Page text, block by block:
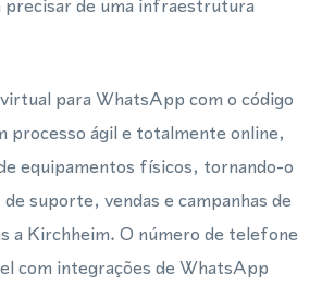
precisar de uma infraestrutura
para WhatsApp com o código
processo ágil e totalmente online,
equipamentos físicos, tornando-o
suporte, vendas e campanhas de
a Kirchheim. O número de telefone
com integrações de WhatsApp